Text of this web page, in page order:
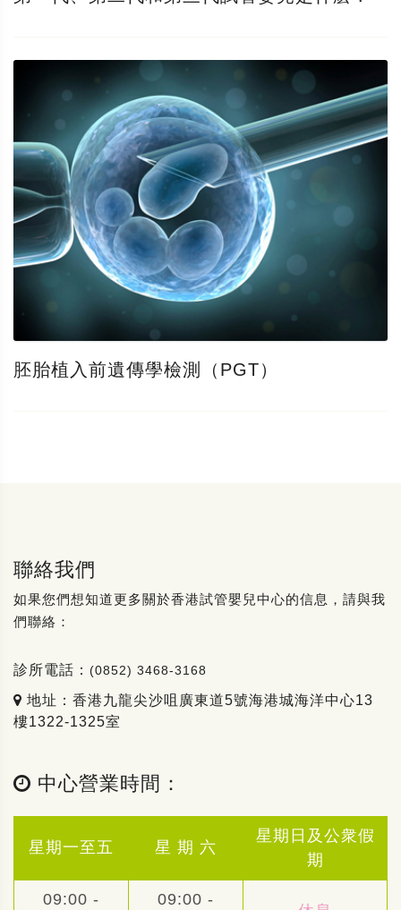
胚胎植入前遺傳學檢測（PGT）
聯絡我們
如果您們想知道更多關於香港試管嬰兒中心的信息，請與我
們聯絡：
診所電話： (0852) 3468-3168
地址：香港九龍尖沙咀廣東道5號海港城海洋中心13
樓1322-1325室
中心營業時間：
星期一至五 星 期 六
星期日及公衆假
期
09:00 - 09:00 -